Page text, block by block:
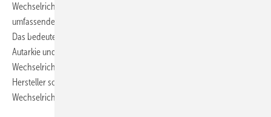
Wechselrichter punktet mit optimiertem Energiemanagement,
umfassender Datenkommunikation und zahlreichen Schnittstellen.
Das bedeutet für den Eigenheimbesitzer einen hohen Grad an
Autarkie und Sicherheit. Die Fronius Primo Serie ist trafolos und bietet
Wechselrichter im Leistungsspektrum von 3 bis 8,2 Kilowatt. Er ist laut
Hersteller sowohl für neue PV-Anlagen als auch als Repowering-
Wechselrichter geeignet.